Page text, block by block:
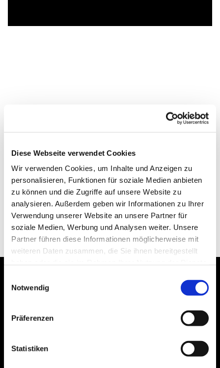
Diese Webseite verwendet Cookies
Wir verwenden Cookies, um Inhalte und Anzeigen zu
personalisieren, Funktionen für soziale Medien anbieten
zu können und die Zugriffe auf unsere Website zu
analysieren. Außerdem geben wir Informationen zu Ihrer
Verwendung unserer Website an unsere Partner für
soziale Medien, Werbung und Analysen weiter. Unsere
Partner führen diese Informationen möglicherweise mit
weiteren Daten zusammen, die Sie ihnen bereitgestellt
Notwendig
Präferenzen
Statistiken